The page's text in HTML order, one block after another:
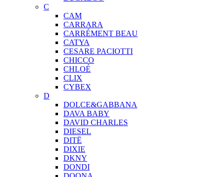
C
CAM
CARRARA
CARRÉMENT BEAU
CATYA
CESARE PACIOTTI
CHICCO
CHLOÉ
CLIX
CYBEX
D
DOLCE&GABBANA
DAVA BABY
DAVID CHARLES
DIESEL
DITЁ
DIXIE
DKNY
DONDI